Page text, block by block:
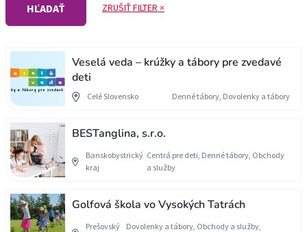
HĽADAŤ ZRUŠIŤ FILTER ×
Veselá veda – krúžky a tábory pre zvedavé
deti
Celé Slovensko Denné tábory, Dovolenky a tábory
BESTanglina, s.r.o.
Banskobystrický
kraj
Centrá pre deti, Denné tábory, Obchody
a služby
Golfová škola vo Vysokých Tatrách
Prešovský
Dovolenky a tábory, Obchody a služby,